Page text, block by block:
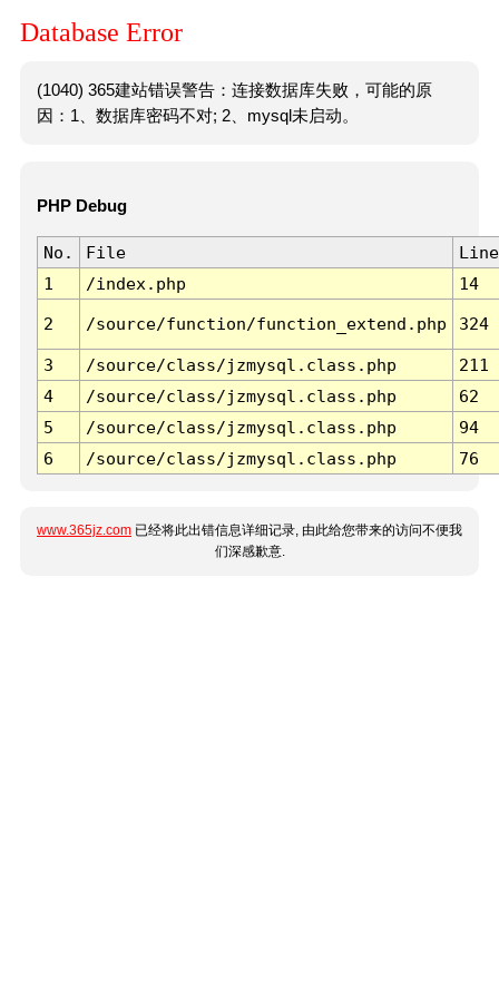
Database Error
(1040) 365建站错误警告：连接数据库失败，可能的原
因：1、数据库密码不对; 2、mysql未启动。
PHP Debug
No. File
Line
1
/index.php 14
2 /source/function/function_extend.php 324
3 /source/class/jzmysql.class.php
211
4
/source/class/jzmysql.class.php
62
5
/source/class/jzmysql.class.php
94
6
/source/class/jzmysql.class.php 76
www.365jz.com 已经将此出错信息详细记录, 由此给您带来的访问不便我
们深感歉意.